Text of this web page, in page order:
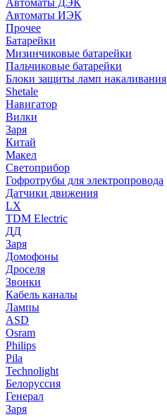
Автоматы ДЭК
Автоматы ИЭК
Прочее
Батарейки
Мизинчиковые батарейки
Пальчиковые батарейки
Блоки защиты ламп накаливания
Shetale
Навигатор
Вилки
Заря
Китай
Макел
Светоприбор
Гофротрубы для электропровода
Датчики движения
LX
TDM Electric
ДД
Заря
Домофоны
Дроселя
Звонки
Кабель каналы
Лампы
ASD
Osram
Philips
Pila
Technolight
Белоруссия
Генерал
Заря